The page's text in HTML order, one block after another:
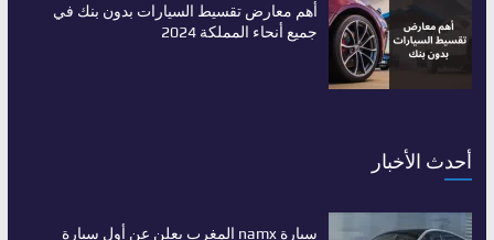
أهم معارض تقسيط السيارات بدون بنك في
جميع أنحاء المملكة 2024
أحدث الأخبار
سيارة namx المغرب يعلن عن أول سيارة